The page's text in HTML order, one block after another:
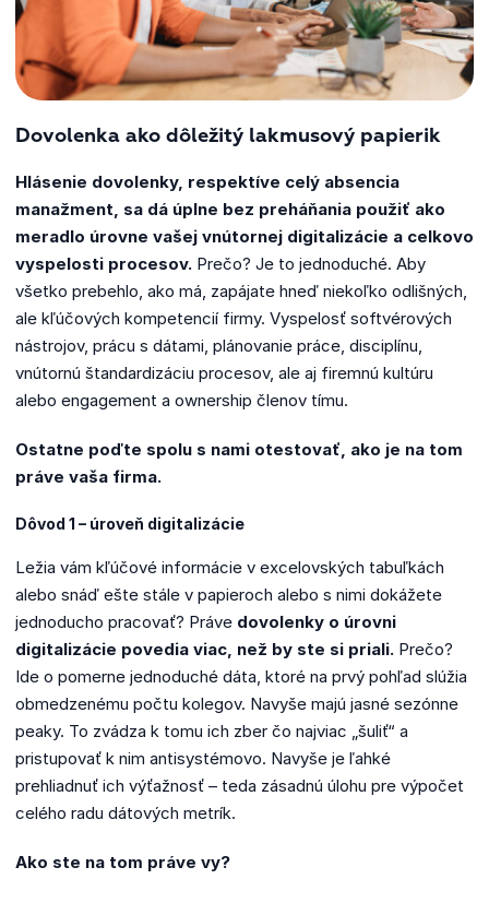
Dovolenka ako dôležitý lakmusový papierik
Hlásenie dovolenky, respektíve celý absencia
manažment, sa dá úplne bez preháňania použiť ako
meradlo úrovne vašej vnútornej digitalizácie a celkovo
vyspelosti procesov. Prečo? Je to jednoduché. Aby
všetko prebehlo, ako má, zapájate hneď niekoľko odlišných,
ale kľúčových kompetencií firmy. Vyspelosť softvérových
nástrojov, prácu s dátami, plánovanie práce, disciplínu,
vnútornú štandardizáciu procesov, ale aj firemnú kultúru
alebo engagement a ownership členov tímu.
Ostatne poďte spolu s nami otestovať, ako je na tom
práve vaša firma.
Dôvod 1 – úroveň digitalizácie
Ležia vám kľúčové informácie v excelovských tabuľkách
alebo snáď ešte stále v papieroch alebo s nimi dokážete
jednoducho pracovať? Práve dovolenky o úrovni
digitalizácie povedia viac, než by ste si priali. Prečo?
Ide o pomerne jednoduché dáta, ktoré na prvý pohľad slúžia
obmedzenému počtu kolegov. Navyše majú jasné sezónne
peaky. To zvádza k tomu ich zber čo najviac „šuliť“ a
pristupovať k nim antisystémovo. Navyše je ľahké
prehliadnuť ich výťažnosť – teda zásadnú úlohu pre výpočet
celého radu dátových metrík.
Ako ste na tom práve vy?